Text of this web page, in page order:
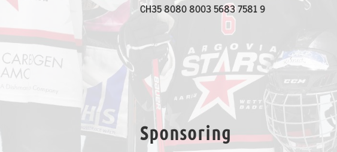
CH35 8080 8003 5683 7581 9
Sponsoring